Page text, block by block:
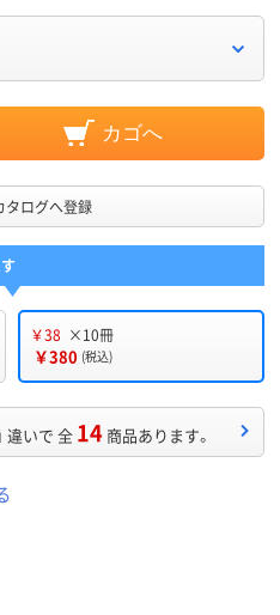
カゴへ
タログへ登録
￥38 ×10冊
￥380 (税込)
違いで 全 14 商品あります。